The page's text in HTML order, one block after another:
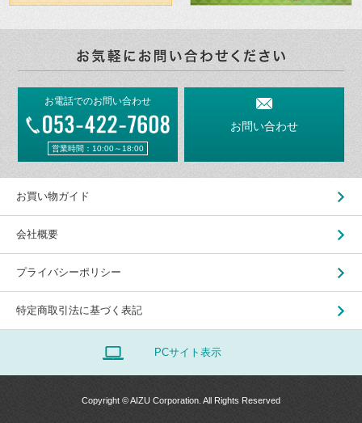
お電話でのお問い合わせ
営業時間：10:00～18:00
お問い合わせ
お買い物ガイド
会社概要
プライバシーポリシー
特定商取引法に基づく表記
PCサイト表示
Copyright © AIZU Corporation. All Rights Reserved